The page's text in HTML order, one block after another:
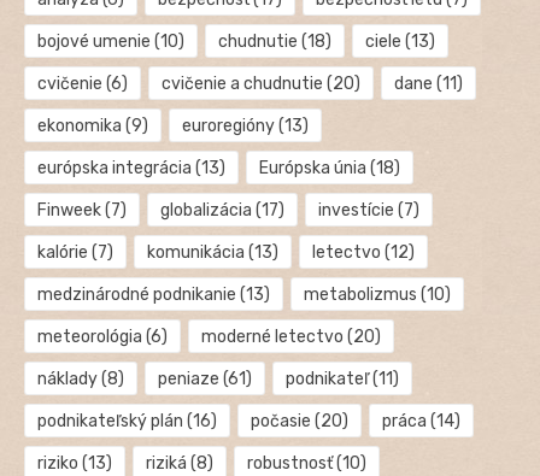
bojové umenie (10) chudnutie (18) ciele (13)
cvičenie (6) cvičenie a chudnutie (20) dane (11)
ekonomika (9) euroregióny(13)
európska integrácia (13) Európska únia (18)
Finweek(7) globalizácia (17) investície (7)
kalórie (7) komunikácia (13) letectvo (12)
medzinárodné podnikanie (13) metabolizmus (10)
meteorológia (6) moderné letectvo (20)
náklady(8) peniaze (61) podnikateľ(11)
podnikateľský plán (16) počasie (20) práca (14)
riziko (13) riziká (8) robustnosť(10)